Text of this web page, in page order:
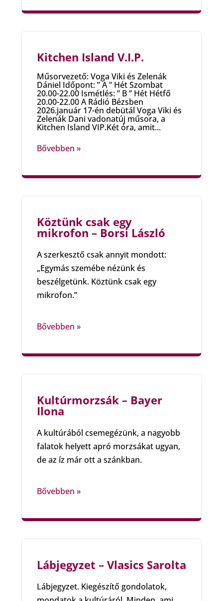
Kitchen Island V.I.P.
Műsorvezető: Voga Viki és Zelenák
Dániel Időpont: ” A ” Hét Szombat
20.00-22.00 Ismétlés: ” B ” Hét Hétfő
20.00-22.00 A Rádió Bézsben
2026.január 17-én debütál Voga Viki és
Zelenák Dani vadonatúj műsora, a
Kitchen Island VIP.Két óra, amit...
Bővebben »
Köztünk csak egy
mikrofon – Borsi László
A szerkesztő csak annyit mondott:
„Egymás szemébe nézünk és
beszélgetünk. Köztünk csak egy
mikrofon.”
Bővebben »
Kultúrmorzsák – Bayer
Ilona
A kultúrából csemegézünk, a nagyobb
falatok helyett apró morzsákat ugyan,
de az íz már ott a szánkban.
Bővebben »
Lábjegyzet – Vlasics Sarolta
Lábjegyzet. Kiegészítő gondolatok,